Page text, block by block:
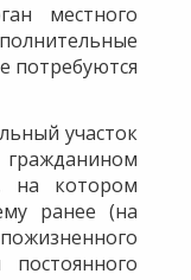
местного
потребуются
участок
на котором
ранее (на